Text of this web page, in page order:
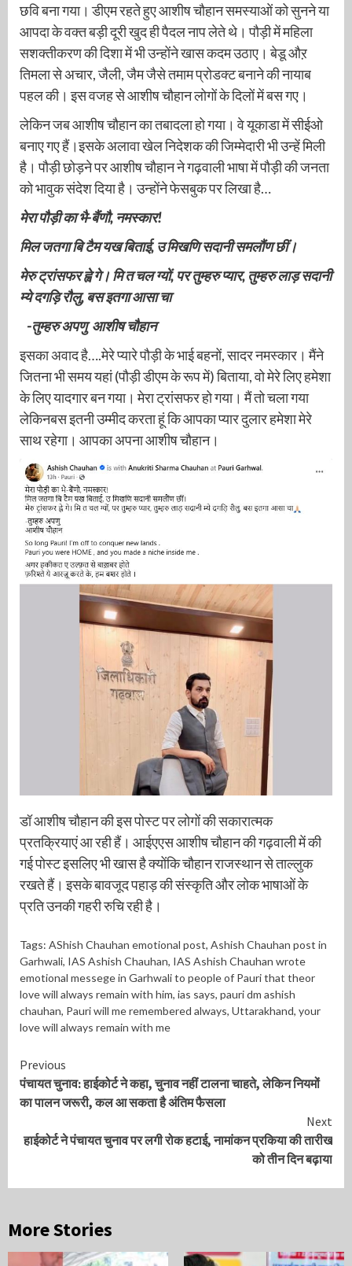
छवि बना गया। डीएम रहते हुए आशीष चौहान समस्याओं को सुनने या
आपदा के वक्त बड़ी दूरी खुद ही पैदल नाप लेते थे। पौड़ी में महिला
सशक्तीकरण की दिशा में भी उन्होंने खास कदम उठाए। बेडू औऱ
तिमला से अचार, जैली, जैम जैसे तमाम प्रोडक्ट बनाने की नायाब
पहल की। इस वजह से आशीष चौहान लोगों के दिलों में बस गए।
लेकिन जब आशीष चौहान का तबादला हो गया। वे यूकाडा में सीईओ
बनाए गए हैं।इसके अलावा खेल निदेशक की जिम्मेदारी भी उन्हें मिली
है। पौड़ी छोड़ने पर आशीष चौहान ने गढ़वाली भाषा में पौड़ी की जनता
को भावुक संदेश दिया है। उन्होंने फेसबुक पर लिखा है…
मेरा पौड़ी का भै-बैंणौ, नमस्कार!
मिल जतगा बि टैम यख बिताई, उ मिखणि सदानी समलौंण छीं।
मेरु ट्रांसफर ह्वे गे। मि त चल ग्यों, पर तुम्हरु प्यार, तुम्हरु लाड़ सदानी
म्ये दगड़ि रौलु, बस इतगा आसा चा
-तुम्हरु अपणु आशीष चौहान
इसका अवाद है….मेरे प्यारे पौड़ी के भाई बहनों, सादर नमस्कार। मैंने
जितना भी समय यहां (पौड़ी डीएम के रूप में) बिताया, वो मेरे लिए हमेशा
के लिए यादगार बन गया। मेरा ट्रांसफर हो गया। मैं तो चला गया
लेकिनबस इतनी उम्मीद करता हूं कि आपका प्यार दुलार हमेशा मेरे
साथ रहेगा। आपका अपना आशीष चौहान।
डॉ आशीष चौहान की इस पोस्ट पर लोगों की सकारात्मक
प्रतक्रियाएं आ रही हैं। आईएएस आशीष चौहान की गढ़वाली में की
गई पोस्ट इसलिए भी खास है क्योंकि चौहान राजस्थान से ताल्लुक
रखते हैं। इसके बावजूद पहाड़ की संस्कृति और लोक भाषाओं के
प्रति उनकी गहरी रुचि रही है।
Tags: AShish Chauhan emotional post, Ashish Chauhan post in
Garhwali, IAS Ashish Chauhan, IAS Ashish Chauhan wrote
emotional messege in Garhwali to people of Pauri that theor
love will always remain with him, ias says, pauri dm ashish
chauhan, Pauri will me remembered always, Uttarakhand, your
love will always remain with me
Continue
Reading
Previous
पंचायत चुनाव: हाईकोर्ट ने कहा, चुनाव नहीं टालना चाहते, लेकिन नियमों
का पालन जरूरी, कल आ सकता है अंतिम फैसला
Next
हाईकोर्ट ने पंचायत चुनाव पर लगी रोक हटाई, नामांकन प्रकिया की तारीख
को तीन दिन बढ़ाया
More Stories